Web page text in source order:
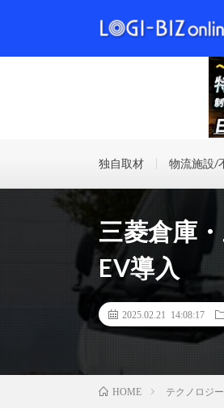
独自取材 物流施設/
三菱倉庫
EV導入
2025.02.21 14:08:17
HOME テクノロジ